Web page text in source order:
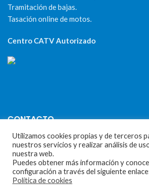
Tramitación de bajas.
Tasación online de motos.
Centro CATV Autorizado
CONTACTO
Parque Empresarial Las Condas , Nave 1
05440 Piedralaves-Ávila
603 57 44 50
Utilizamos cookies propias y de terceros
nuestros servicios y realizar análisis de
nuestra web.
Puedes obtener más información y
configuración a través del siguiente
Política de cookies